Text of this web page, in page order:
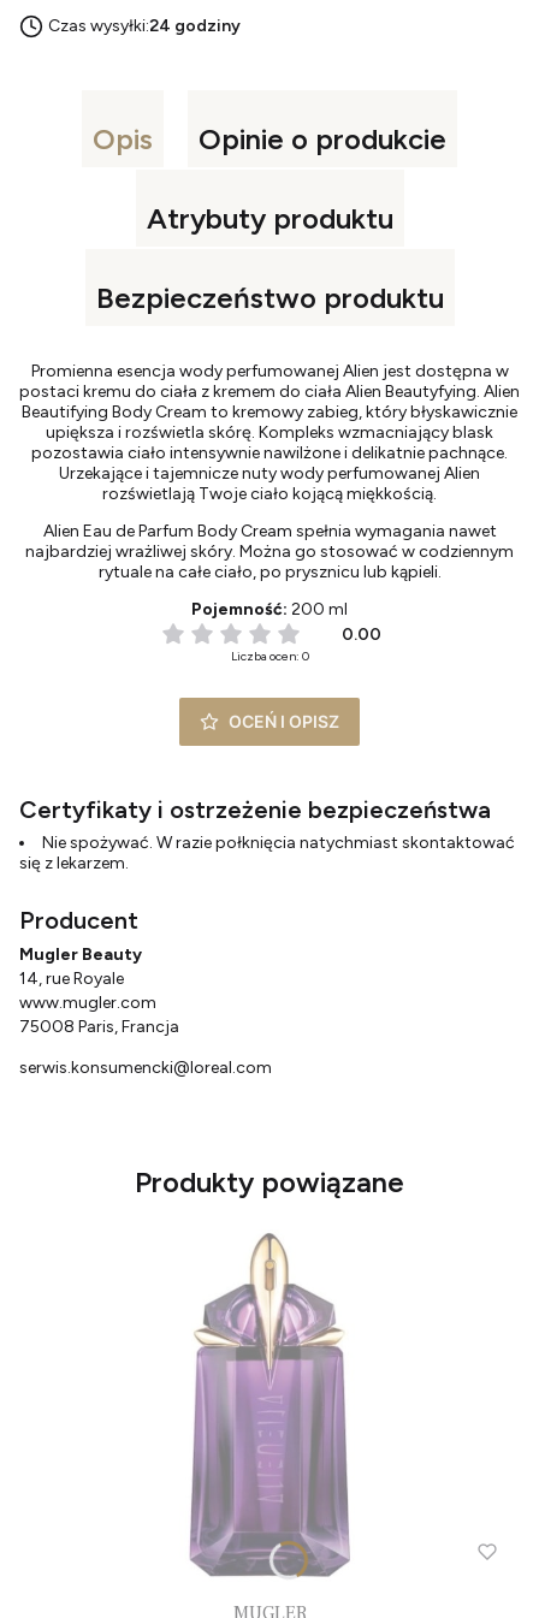
Czas wysyłki:24 godziny
Opis Opinie o produkcie
Atrybuty produktu
Bezpieczeństwo produktu
Promienna esencja wody perfumowanej Alien jest dostępna w
postaci kremu do ciała z kremem do ciała Alien Beautyfying. Alien
Beautifying Body Cream to kremowy zabieg, który błyskawicznie
upiększa i rozświetla skórę. Kompleks wzmacniający blask
pozostawia ciało intensywnie nawilżone i delikatnie pachnące.
Urzekające i tajemnicze nuty wody perfumowanej Alien
rozświetlają Twoje ciało kojącą miękkością.
Alien Eau de Parfum Body Cream spełnia wymagania nawet
najbardziej wrażliwej skóry. Można go stosować w codziennym
rytuale na całe ciało, po prysznicu lub kąpieli.
Pojemność: 200 ml
0.00
Liczba ocen: 0
OCEŃ I OPISZ
Certyfikaty i ostrzeżenie bezpieczeństwa
Nie spożywać. W razie połknięcia natychmiast skontaktować
się z lekarzem.
Producent
Mugler Beauty
14, rue Royale
www.mugler.com
75008 Paris, Francja
serwis.konsumencki@loreal.com
Produkty powiązane